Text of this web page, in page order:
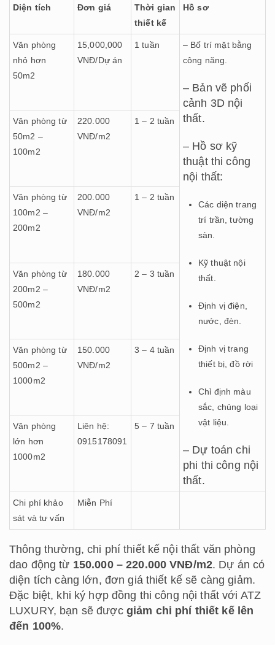
Diện tích Đơn giá
Thời gian
thiết kế
Hồ sơ
Văn phòng
nhỏ hơn
50m2
15,000,000
VNĐ/Dự án
1 tuần
– Bố trí mặt bằng
công năng.
– Bản vẽ phối
cảnh 3D nội
thất.
– Hồ sơ kỹ
thuật thi công
nội thất:
Các diện trang
trí trần, tường
sàn.
Kỹ thuật nội
thất.
Định vị điện,
nước, đèn.
Định vị trang
thiết bị, đồ rời
Chỉ định màu
sắc, chủng loại
vật liệu.
– Dự toán chi
phi thi công nội
thất.
Văn phòng từ
50m2 –
100m2
220.000
VNĐ/m2
1 – 2 tuần
Văn phòng từ
100m2 –
200m2
200.000
VNĐ/m2
1 – 2 tuần
Văn phòng từ
200m2 –
500m2
180.000
VNĐ/m2
2 – 3 tuần
Văn phòng từ
500m2 –
1000m2
150.000
VNĐ/m2
3 – 4 tuần
Văn phòng
lớn hơn
1000m2
Liên hệ:
0915178091
5 – 7 tuần
Chi phí khảo
sát và tư vấn
Miễn Phí
Thông thường, chi phí thiết kế nội thất văn phòng
dao động từ 150.000 – 220.000 VNĐ/m2. Dự án có
diện tích càng lớn, đơn giá thiết kế sẽ càng giảm.
Đặc biệt, khi ký hợp đồng thi công nội thất với ATZ
LUXURY, bạn sẽ được giảm chi phí thiết kế lên
đến 100%.